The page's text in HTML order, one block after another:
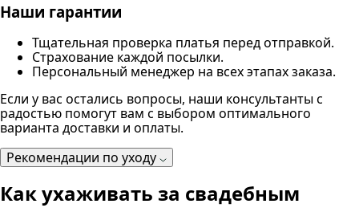
Наши гарантии
Тщательная проверка платья перед отправкой.
Страхование каждой посылки.
Персональный менеджер на всех этапах заказа.
Если у вас остались вопросы, наши консультанты с
радостью помогут вам с выбором оптимального
варианта доставки и оплаты.
Рекомендации по уходу
Как ухаживать за свадебным